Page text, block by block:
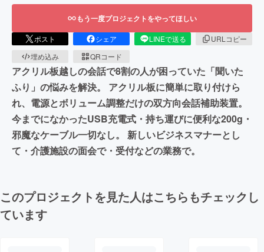
もう一度プロジェクトをやってほしい
ポスト シェア LINEで送る
URLコピー
埋め込み
QRコード
アクリル板越しの会話で8割の人が困っていた「聞いた
ふり」の悩みを解決。 アクリル板に簡単に取り付けら
れ、電源とボリューム調整だけの双方向会話補助装置。
今までになかったUSB充電式・持ち運びに便利な200g・
邪魔なケーブル一切なし。 新しいビジネスマナーとし
て・介護施設の面会で・受付などの業務で。
このプロジェクトを見た人はこちらもチェックし
ています